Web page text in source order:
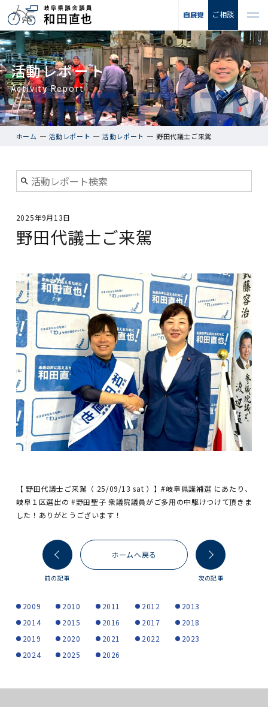
ご相談
活動レポート
Activity Report
ホーム 活動レポート 活動レポート 野田代議士ご来駕
2025年9月13日
野田代議士ご来駕
【 野田代議士ご来駕（ 25/09/13 sat ）】#岐阜県議補選 にあたり、
岐阜１区選出の #野田聖子 衆議院議員がご多用の中駆けつけて頂きま
した！ありがとうございます！
前の記事
ホームへ戻る
次の記事
2009 2010 2011 2012
2013
2014
2015 2016 2017
2018
2019
2020 2021 2022
2023
2024
2025 2026